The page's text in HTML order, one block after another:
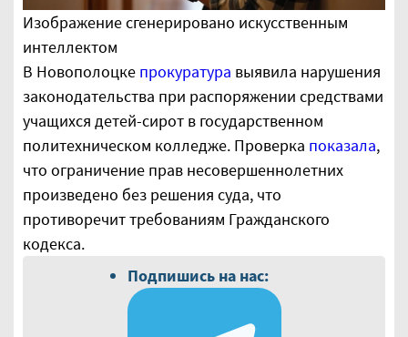
Изображение сгенерировано искусственным
интеллектом
В Новополоцке прокуратура выявила нарушения
законодательства при распоряжении средствами
учащихся детей-сирот в государственном
политехническом колледже. Проверка показала,
что ограничение прав несовершеннолетних
произведено без решения суда, что
противоречит требованиям Гражданского
кодекса.
Подпишись на нас: